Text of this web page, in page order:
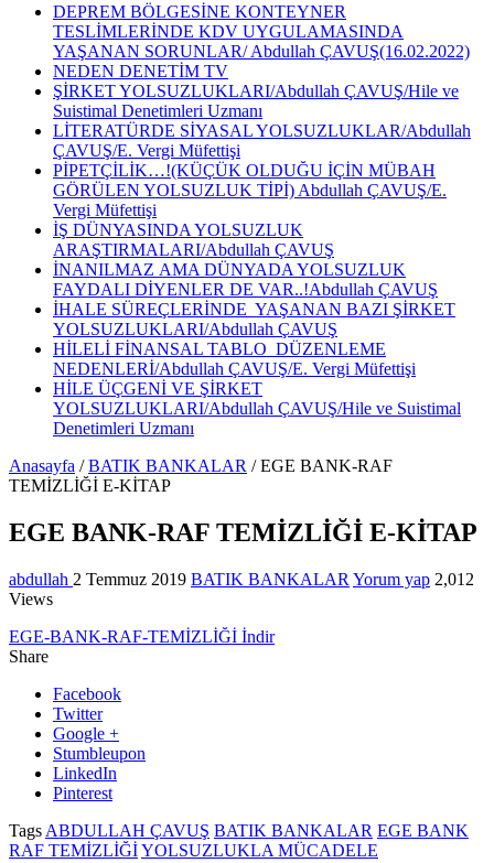
DEPREM BÖLGESİNE KONTEYNER
TESLİMLERİNDE KDV UYGULAMASINDA
YAŞANAN SORUNLAR/ Abdullah ÇAVUŞ(16.02.2022)
NEDEN DENETİM TV
ŞİRKET YOLSUZLUKLARI/Abdullah ÇAVUŞ/Hile ve
Suistimal Denetimleri Uzmanı
LİTERATÜRDE SİYASAL YOLSUZLUKLAR/Abdullah
ÇAVUŞ/E. Vergi Müfettişi
PİPETÇİLİK…!(KÜÇÜK OLDUĞU İÇİN MÜBAH
GÖRÜLEN YOLSUZLUK TİPİ) Abdullah ÇAVUŞ/E.
Vergi Müfettişi
İŞ DÜNYASINDA YOLSUZLUK
ARAŞTIRMALARI/Abdullah ÇAVUŞ
İNANILMAZ AMA DÜNYADA YOLSUZLUK
FAYDALI DİYENLER DE VAR..!Abdullah ÇAVUŞ
İHALE SÜREÇLERİNDE YAŞANAN BAZI ŞİRKET
YOLSUZLUKLARI/Abdullah ÇAVUŞ
HİLELİ FİNANSAL TABLO DÜZENLEME
NEDENLERİ/Abdullah ÇAVUŞ/E. Vergi Müfettişi
HİLE ÜÇGENİ VE ŞİRKET
YOLSUZLUKLARI/Abdullah ÇAVUŞ/Hile ve Suistimal
Denetimleri Uzmanı
Anasayfa / BATIK BANKALAR / EGE BANK-RAF
TEMİZLİĞİ E-KİTAP
EGE BANK-RAF TEMİZLİĞİ E-KİTAP
abdullah 2 Temmuz 2019 BATIK BANKALAR Yorum yap 2,012
Views
EGE-BANK-RAF-TEMİZLİĞİ İndir
Share
Facebook
Twitter
Google +
Stumbleupon
LinkedIn
Pinterest
Tags ABDULLAH ÇAVUŞ BATIK BANKALAR EGE BANK
RAF TEMİZLİĞİYOLSUZLUKLA MÜCADELE